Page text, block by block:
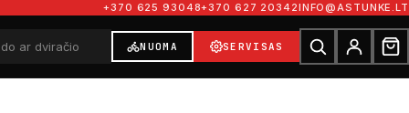
+370 625 93048+370 627 20342INFO@ASTUNKE.LT
NUOMA SERVISAS